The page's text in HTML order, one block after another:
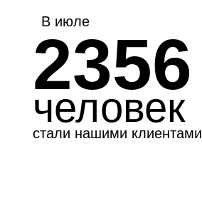
В июле
2356
человек
стали нашими клиентами